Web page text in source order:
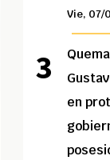
Vie, 07/
en